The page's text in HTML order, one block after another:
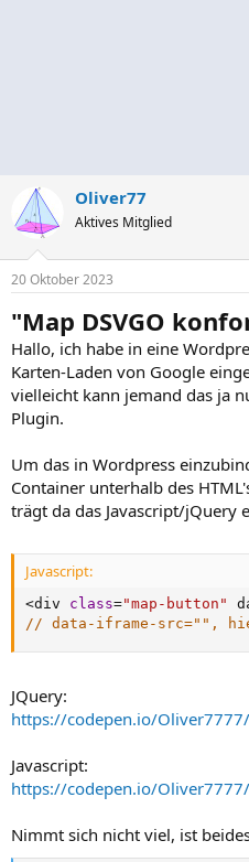
Oliver77
Aktives Mitglied
20 Oktober 2023
"Map DSVGO
Hallo, ich habe in eine
Karten-Laden von Google
vielleicht kann jemand das ja
Plugin.
Um das in Wordpress
Container unterhalb des
trägt da das Javascript/jQuery
Javascript:
<div class="map-button"
// data-iframe-src="",
JQuery:
https://codepen.io/
Javascript:
https://codepen.io/
Nimmt sich nicht viel, ist